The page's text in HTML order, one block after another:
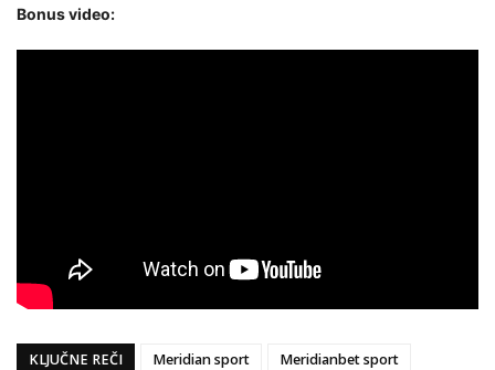
Bonus video:
KLJUČNE REČI Meridian sport
Meridianbet sport